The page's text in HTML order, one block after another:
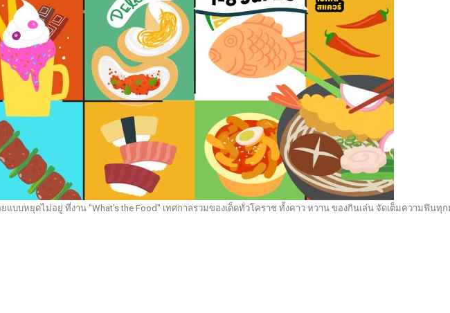
ยแบบหยุดไม่อยู่ ที่งาน "What's the Food" เทศกาลรวมของเด็ดทั่วโคราช ทั้งคาว หวาน ของกินเล่น จัดเต็มความฟิน